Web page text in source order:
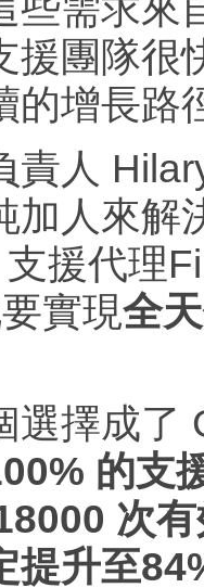
些需求來
援團隊很
的增長路
責人
加人來解
援代理
實現全
選擇成了
的支
次
提升至